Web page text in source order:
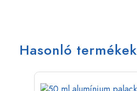
Hasonló termékek